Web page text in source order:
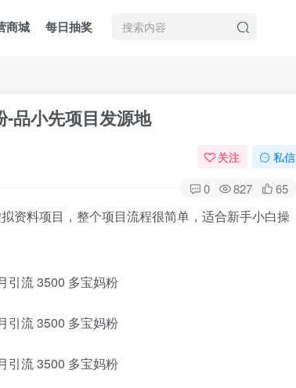
商城 每日抽奖
-品小先项目发源地
关注 私信
0 827 65
资料项目，整个项目流程很简单，适合新手小白操